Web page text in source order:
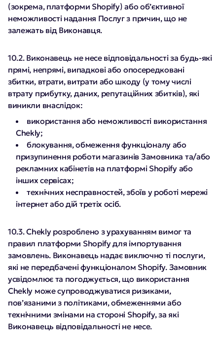
(зокрема, платформи Shopify) або об’єктивної
неможливості надання Послуг з причин, що не
залежать від Виконавця.
10.2. Виконавець не несе відповідальності за будь-які
прямі, непрямі, випадкові або опосередковані
збитки, втрати, витрати або шкоду (у тому числі
втрату прибутку, даних, репутаційних збитків), які
виникли внаслідок:
використання або неможливості використання
Chekly;
блокування, обмеження функціоналу або
призупинення роботи магазинів Замовника та/або
рекламних кабінетів на платформі Shopify або
інших сервісах;
технічних несправностей, збоїв у роботі мережі
інтернет або дій третіх осіб.
10.3. Chekly розроблено з урахуванням вимог та
правил платформи Shopify для імпортування
замовлень. Виконавець надає виключно ті послуги,
які не передбачені функціоналом Shopify. Замовник
усвідомлює та погоджується, що використання
Chekly може супроводжуватися ризиками,
пов’язаними з політиками, обмеженнями або
технічними змінами на стороні Shopify, за які
Виконавець відповідальності не несе.